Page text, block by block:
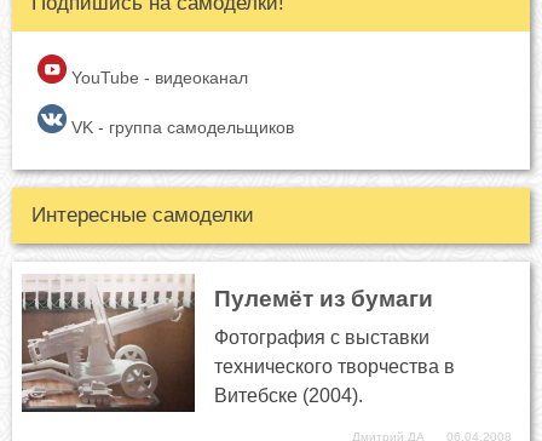
YouTube - видеоканал
VK - группа самодельщиков
Интересные самоделки
Пулемёт из бумаги
Фотография с выставки
технического творчества в
Витебске (2004).
Дмитрий ДА 06.04.2008